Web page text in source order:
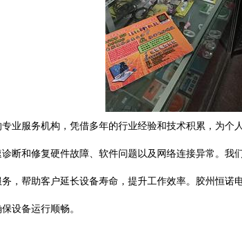
业服务机构，凭借多年的行业经验和技术积累，为
断和修复硬件故障、软件问题以及网络连接异常。
，帮助客户延长设备寿命，提升工作效率。胶州恒
设备运行顺畅。